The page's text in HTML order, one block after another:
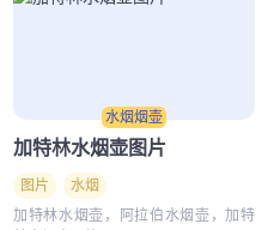
水烟烟壶
加特林水烟壶图片
图片
水烟
加特林水烟壶，阿拉伯水烟壶，加特